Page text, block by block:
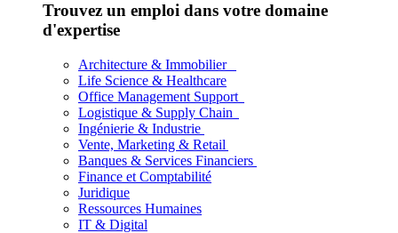
Trouvez un emploi dans votre domaine
d'expertise
Architecture & Immobilier
Life Science & Healthcare
Office Management Support
Logistique & Supply Chain
Ingénierie & Industrie
Vente, Marketing & Retail
Banques & Services Financiers
Finance et Comptabilité
Juridique
Ressources Humaines
IT & Digital